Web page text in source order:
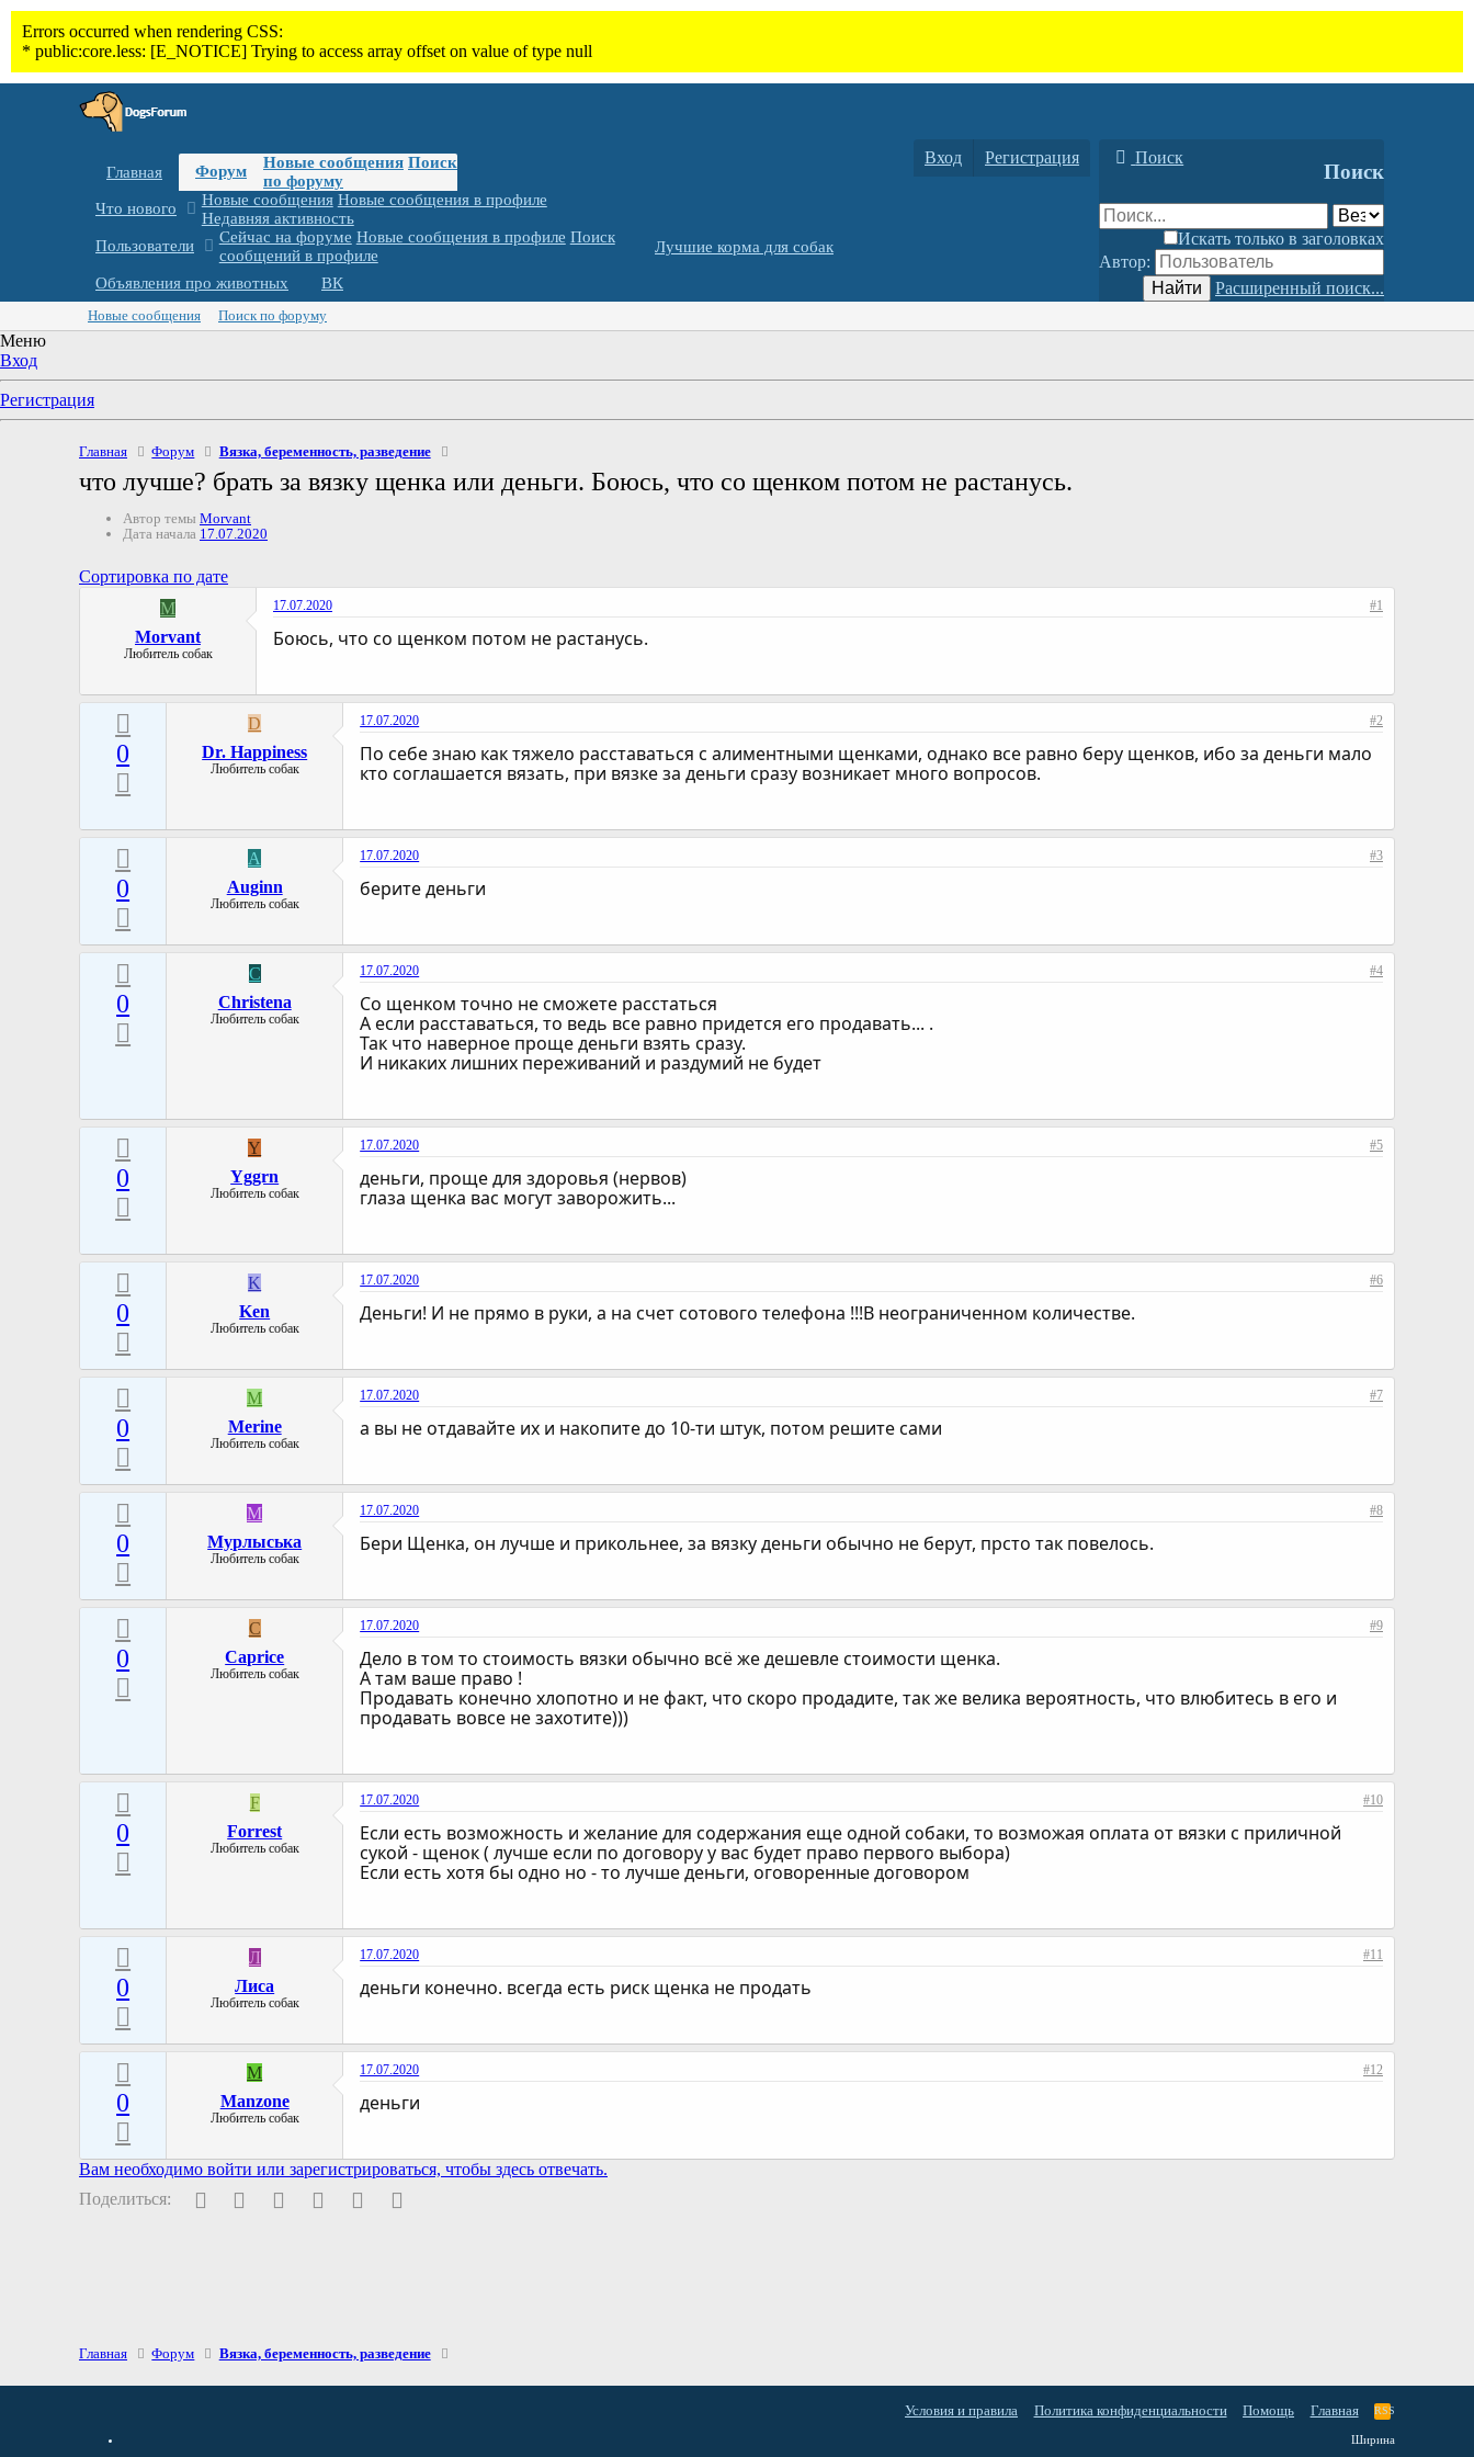
Главная Форум Новые сообщения Поиск
по форуму
Что нового
Новые сообщения Новые сообщения в профиле
Недавняя активность
Пользователи
Сейчас на форуме Новые сообщения в профиле Поиск
сообщений в профиле
Лучшие корма для собак
Объявления про животных ВК
Вход Регистрация Поиск
Поиск
Искать только в заголовках
Автор:
Найти
Расширенный поиск...
Новые сообщения Поиск по форуму
Меню
Вход
Регистрация
Главная Форум Вязка, беременность, разведение
что лучше? брать за вязку щенка или деньги. Боюсь, что со щенком потом не растанусь.
Автор темы Morvant
Дата начала 17.07.2020
Сортировка по дате
M
Morvant
Любитель собак
17.07.2020 #1
Боюсь, что со щенком потом не растанусь.
0
D
Dr. Happiness
Любитель собак
17.07.2020 #2
По себе знаю как тяжело расставаться с алиментными щенками, однако все равно беру щенков, ибо за деньги мало
кто соглашается вязать, при вязке за деньги сразу возникает много вопросов.
0
A
Auginn
Любитель собак
17.07.2020 #3
берите деньги
0
C
Christena
Любитель собак
17.07.2020 #4
Со щенком точно не сможете расстаться
А если расставаться, то ведь все равно придется его продавать... .
Так что наверное проще деньги взять сразу.
И никаких лишних переживаний и раздумий не будет
0
Y
Yggrn
Любитель собак
17.07.2020 #5
деньги, проще для здоровья (нервов)
глаза щенка вас могут заворожить...
0
K
Ken
Любитель собак
17.07.2020 #6
Деньги! И не прямо в руки, а на счет сотового телефона !!!В неограниченном количестве.
0
M
Merine
Любитель собак
17.07.2020 #7
а вы не отдавайте их и накопите до 10-ти штук, потом решите сами
0
М
Мурлыська
Любитель собак
17.07.2020 #8
Бери Щенка, он лучше и прикольнее, за вязку деньги обычно не берут, прсто так повелось.
0
C
Caprice
Любитель собак
17.07.2020 #9
Дело в том то стоимость вязки обычно всё же дешевле стоимости щенка.
А там ваше право !
Продавать конечно хлопотно и не факт, что скоро продадите, так же велика вероятность, что влюбитесь в его и
продавать вовсе не захотите)))
0
F
Forrest
Любитель собак
17.07.2020 #10
Если есть возможность и желание для содержания еще одной собаки, то возможая оплата от вязки с приличной
сукой - щенок ( лучше если по договору у вас будет право первого выбора)
Если есть хотя бы одно но - то лучше деньги, оговоренные договором
0
Л
Лиса
Любитель собак
17.07.2020 #11
деньги конечно. всегда есть риск щенка не продать
0
M
Manzone
Любитель собак
17.07.2020 #12
деньги
Вам необходимо войти или зарегистрироваться, чтобы здесь отвечать.
Поделиться:
Facebook
Twitter PinterestWhatsAppЭлектронная почта
Главная Форум Вязка, беременность, разведение
Условия и правила Политика конфиденциальности Помощь Главная RSS
Ширина